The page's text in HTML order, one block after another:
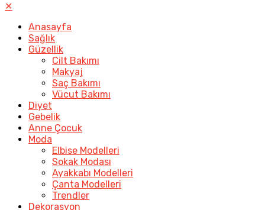
✕
Anasayfa
Sağlık
Güzellik
Cilt Bakımı
Makyaj
Saç Bakımı
Vücut Bakımı
Diyet
Gebelik
Anne Çocuk
Moda
Elbise Modelleri
Sokak Modası
Ayakkabı Modelleri
Çanta Modelleri
Trendler
Dekorasyon